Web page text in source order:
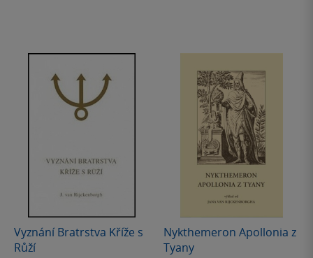
Vyznání Bratrstva Kříže s
Růží
Nykthemeron Apollonia z
Tyany